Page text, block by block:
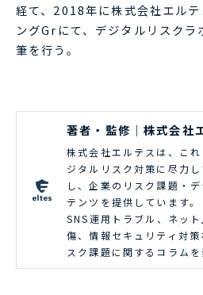
経て、2018年に株式会社エルテ
ングGrにて、デジタルリスクラ
筆を行う。
著者・監修｜株式会社
株式会社エルテスは、こ
ジタルリスク対策に尽力
し、企業のリスク課題・
テンツを提供しています
SNS運用トラブル、ネッ
傷、情報セキュリティ対
スク課題に関するコラムを